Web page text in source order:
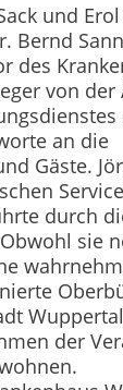
und
Bernd
des
von der
an die
Gäste.
durch
sie
der